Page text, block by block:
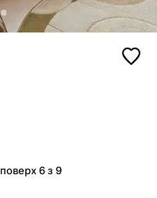
поверх 6 з 9